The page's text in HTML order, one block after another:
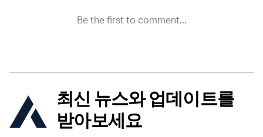
최신 뉴스와 업데이트를
받아보세요